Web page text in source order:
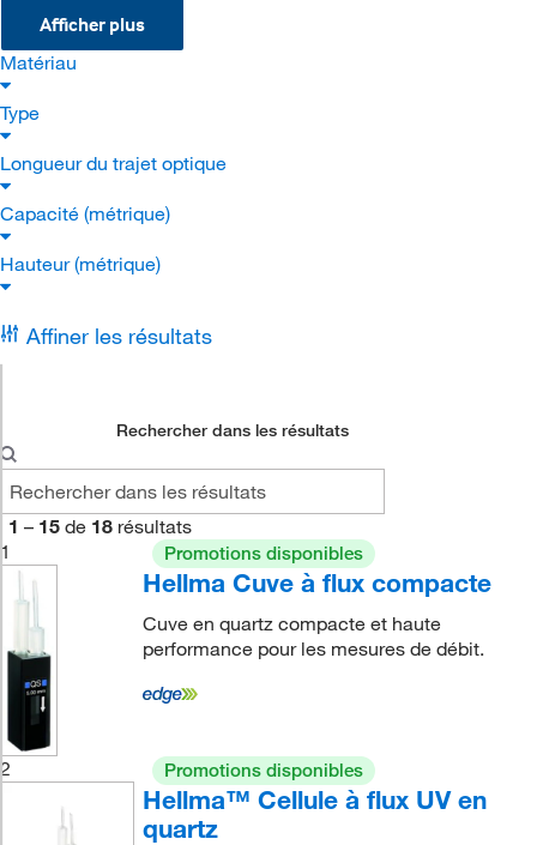
Afficher plus
Matériau
Type
Longueur du trajet optique
Capacité (métrique)
Hauteur (métrique)
Affiner les résultats
Rechercher dans les résultats
1 – 15 de 18 résultats
1
Promotions disponibles
Hellma Cuve à flux compacte
Cuve en quartz compacte et haute
performance pour les mesures de débit.
2 Promotions disponibles
Hellma™ Cellule à flux UV en
quartz